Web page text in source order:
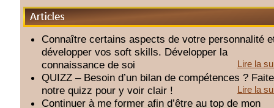
Articles
Connaître certains aspects de votre personnalité
développer vos soft skills. Développer la
connaissance de soi
Lire la
QUIZZ – Besoin d’un bilan de compétences ?
notre quizz pour y voir clair !
Lire la
Continuer à me former afin d’être au top de mon